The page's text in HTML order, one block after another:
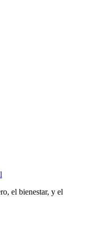
el bienestar, y el